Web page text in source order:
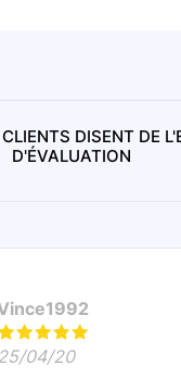
DISENT DE
D'ÉVALUATION
04/20